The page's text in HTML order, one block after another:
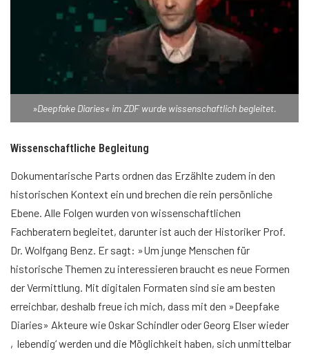
»Deepfake Diaries« im ZDF wurde wissenschaftlich begleitet.
Wissenschaftliche Begleitung
Dokumentarische Parts ordnen das Erzählte zudem in den
historischen Kontext ein und brechen die rein persönliche
Ebene. Alle Folgen wurden von wissenschaftlichen
Fachberatern begleitet, darunter ist auch der Historiker Prof.
Dr. Wolfgang Benz. Er sagt: »Um junge Menschen für
historische Themen zu interessieren braucht es neue Formen
der Vermittlung. Mit digitalen Formaten sind sie am besten
erreichbar, deshalb freue ich mich, dass mit den »Deepfake
Diaries» Akteure wie Oskar Schindler oder Georg Elser wieder
‚lebendig‘ werden und die Möglichkeit haben, sich unmittelbar